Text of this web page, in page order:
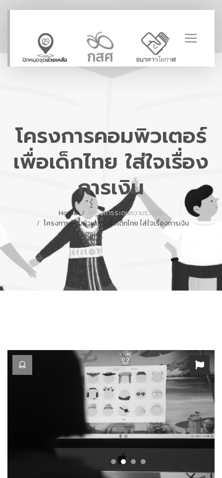
โครงการคอมพิวเตอร์
เพื่อเด็กไทย ใส่ใจเรื่อง
การเงิน
Home
โครงการระดมความร่วมมือ
โครงการคอมพิวเตอร์เพื่อเด็กไทย ใส่ใจเรื่องการเงิน